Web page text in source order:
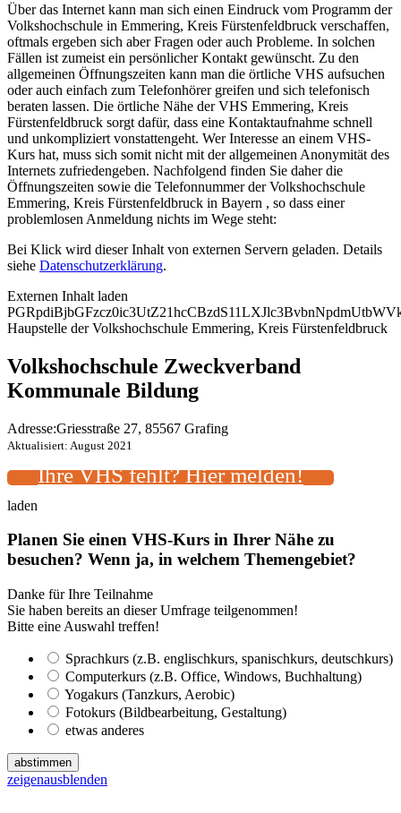
Über das Internet kann man sich einen Eindruck vom Programm der
Volkshochschule in Emmering, Kreis Fürstenfeldbruck verschaffen,
oftmals ergeben sich aber Fragen oder auch Probleme. In solchen
Fällen ist zumeist ein persönlicher Kontakt gewünscht. Zu den
allgemeinen Öffnungszeiten kann man die örtliche VHS aufsuchen
oder auch einfach zum Telefonhörer greifen und sich telefonisch
beraten lassen. Die örtliche Nähe der VHS Emmering, Kreis
Fürstenfeldbruck sorgt dafür, dass eine Kontaktaufnahme schnell
und unkompliziert vonstattengeht. Wer Interesse an einem VHS-
Kurs hat, muss sich somit nicht mit der allgemeinen Anonymität des
Internets zufriedengeben. Nachfolgend finden Sie daher die
Öffnungszeiten sowie die Telefonnummer der Volkshochschule
Emmering, Kreis Fürstenfeldbruck in Bayern , so dass einer
problemlosen Anmeldung nichts im Wege steht:
Bei Klick wird dieser Inhalt von externen Servern geladen. Details
siehe Datenschutzerklärung.
Externen Inhalt laden
Haupstelle der Volkshochschule Emmering, Kreis Fürstenfeldbruck
Volkshochschule Zweckverband
Kommunale Bildung
Adresse:Griesstraße 27, 85567 Grafing
Aktualisiert: August 2021
Ihre VHS fehlt? Hier melden!
laden
Planen Sie einen VHS-Kurs in Ihrer Nähe zu
besuchen? Wenn ja, in welchem Themengebiet?
Danke für Ihre Teilnahme
Sie haben bereits an dieser Umfrage teilgenommen!
Bitte eine Auswahl treffen!
Sprachkurs (z.B. englischkurs, spanischkurs, deutschkurs)
Computerkurs (z.B. Office, Windows, Buchhaltung)
Yogakurs (Tanzkurs, Aerobic)
Fotokurs (Bildbearbeitung, Gestaltung)
etwas anderes
abstimmen
zeigenausblenden